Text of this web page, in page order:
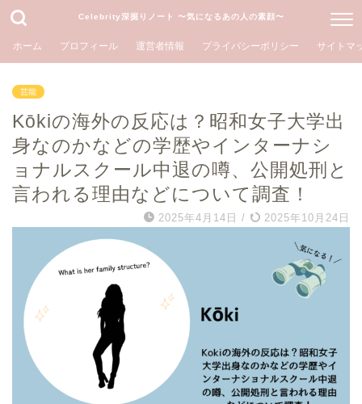
Celebrity深掘りノート 〜気になるあの人の素顔〜
ホーム プロフィール 運営者情報 プライバシーポリシー サイトマ
芸能
Kōkiの海外の反応は？昭和女子大学出
身なのかなどの学歴やインターナシ
ョナルスクール中退の噂、公開処刑と
言われる理由などについて調査！
2025年4月14日 / 2025年10月24日